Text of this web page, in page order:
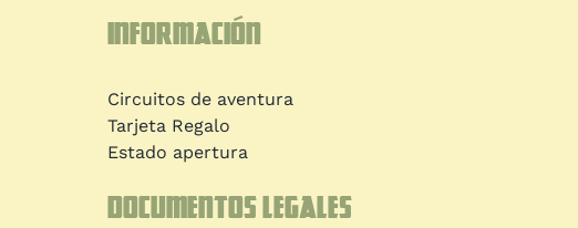
Información
Circuitos de aventura
Tarjeta Regalo
Estado apertura
Documentos legales